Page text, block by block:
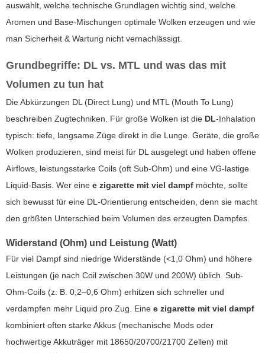
auswählt, welche technische Grundlagen wichtig sind, welche
Aromen und Base-Mischungen optimale Wolken erzeugen und wie
man Sicherheit & Wartung nicht vernachlässigt.
Grundbegriffe: DL vs. MTL und was das mit
Volumen zu tun hat
Die Abkürzungen DL (Direct Lung) und MTL (Mouth To Lung)
beschreiben Zugtechniken. Für große Wolken ist die DL-Inhalation
typisch: tiefe, langsame Züge direkt in die Lunge. Geräte, die große
Wolken produzieren, sind meist für DL ausgelegt und haben offene
Airflows, leistungsstarke Coils (oft Sub-Ohm) und eine VG-lastige
Liquid-Basis. Wer eine e zigarette mit viel dampf möchte, sollte
sich bewusst für eine DL-Orientierung entscheiden, denn sie macht
den größten Unterschied beim Volumen des erzeugten Dampfes.
Widerstand (Ohm) und Leistung (Watt)
Für viel Dampf sind niedrige Widerstände (<1,0 Ohm) und höhere
Leistungen (je nach Coil zwischen 30W und 200W) üblich. Sub-
Ohm-Coils (z. B. 0,2–0,6 Ohm) erhitzen sich schneller und
verdampfen mehr Liquid pro Zug. Eine e zigarette mit viel dampf
kombiniert often starke Akkus (mechanische Mods oder
hochwertige Akkuträger mit 18650/20700/21700 Zellen) mit